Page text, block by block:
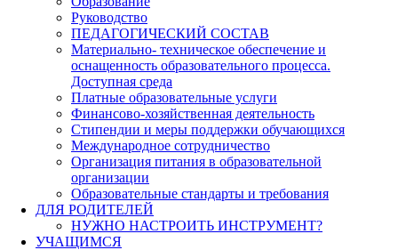
Руководство
ПЕДАГОГИЧЕСКИЙ СОСТАВ
Материально- техническое обеспечение и
оснащенность образовательного процесса.
Доступная среда
Платные образовательные услуги
Финансово-хозяйственная деятельность
Стипендии и меры поддержки обучающихся
Международное сотрудничество
Организация питания в образовательной
организации
Образовательные стандарты и требования
ДЛЯ РОДИТЕЛЕЙ
НУЖНО НАСТРОИТЬ ИНСТРУМЕНТ?
УЧАЩИМСЯ